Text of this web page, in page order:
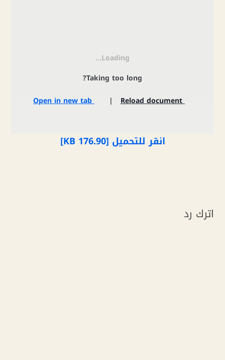
Loading...
Taking too long?
Reload document
|
Open in new tab
انقر للتحميل [176.90 KB]
اترك رد